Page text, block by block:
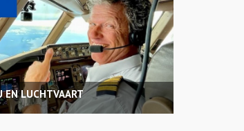
EN LUCHTVAART